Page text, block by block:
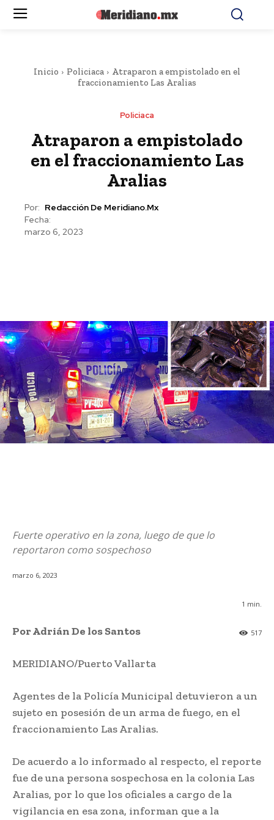
Inicio Policiaca
Atraparon a empistolado en el
fraccionamiento Las Aralias
Policiaca
Atraparon a empistolado
en el fraccionamiento Las
Aralias
Por: Redacción De Meridiano.mx
Fecha:
marzo 6, 2023
Fuerte operativo en la zona, luego de que lo
reportaron como sospechoso
marzo 6, 2023
1 min.
517
Por Adrián De los Santos
MERIDIANO/Puerto Vallarta
Agentes de la Policía Municipal detuvieron a un
sujeto en posesión de un arma de fuego, en el
fraccionamiento Las Aralias.
De acuerdo a lo informado al respecto, el reporte
fue de una persona sospechosa en la colonia Las
Aralias, por lo que los oficiales a cargo de la
vigilancia en esa zona, informan que a la